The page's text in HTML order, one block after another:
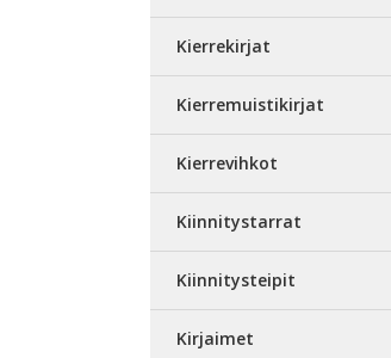
Kierrekirjat
Kierremuistikirjat
Kierrevihkot
Kiinnitystarrat
Kiinnitysteipit
Kirjaimet